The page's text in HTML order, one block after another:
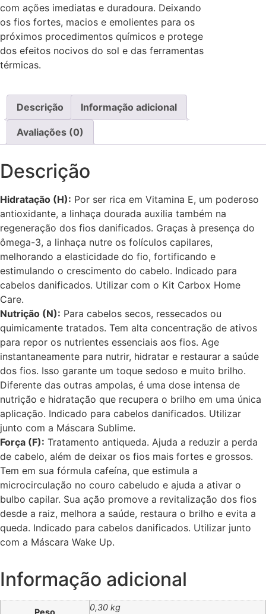
com ações imediatas e duradoura. Deixando
os fios fortes, macios e emolientes para os
próximos procedimentos químicos e protege
dos efeitos nocivos do sol e das ferramentas
térmicas.
Descrição Informação adicional
Avaliações (0)
Descrição
Hidratação (H): Por ser rica em Vitamina E, um poderoso
antioxidante, a linhaça dourada auxilia também na
regeneração dos fios danificados. Graças à presença do
ômega-3, a linhaça nutre os folículos capilares,
melhorando a elasticidade do fio, fortificando e
estimulando o crescimento do cabelo. Indicado para
cabelos danificados. Utilizar com o Kit Carbox Home
Care.
Nutrição (N): Para cabelos secos, ressecados ou
quimicamente tratados. Tem alta concentração de ativos
para repor os nutrientes essenciais aos fios. Age
instantaneamente para nutrir, hidratar e restaurar a saúde
dos fios. Isso garante um toque sedoso e muito brilho.
Diferente das outras ampolas, é uma dose intensa de
nutrição e hidratação que recupera o brilho em uma única
aplicação. Indicado para cabelos danificados. Utilizar
junto com a Máscara Sublime.
Força (F): Tratamento antiqueda. Ajuda a reduzir a perda
de cabelo, além de deixar os fios mais fortes e grossos.
Tem em sua fórmula cafeína, que estimula a
microcirculação no couro cabeludo e ajuda a ativar o
bulbo capilar. Sua ação promove a revitalização dos fios
desde a raiz, melhora a saúde, restaura o brilho e evita a
queda. Indicado para cabelos danificados. Utilizar junto
com a Máscara Wake Up.
Informação adicional
Peso 0,30 kg